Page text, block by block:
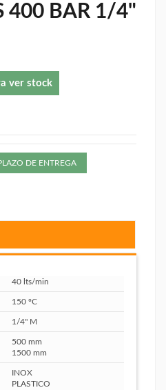
400 BAR 1/4"
ver stock
DE ENTREGA
40 lts/min
150 ºC
1/4" M
500 mm
1500 mm
INOX
PLASTICO